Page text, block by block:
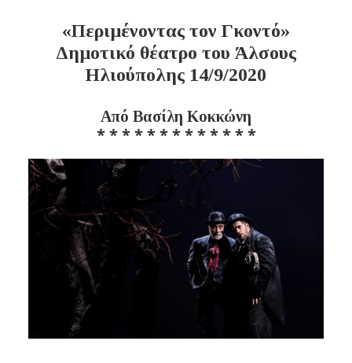
«Περιμένοντας τον Γκοντό»
Δημοτικό θέατρο του Άλσους
Ηλιούπολης 14/9/2020
Από Βασίλη Κοκκώνη
* * * * * * * * * * * * *